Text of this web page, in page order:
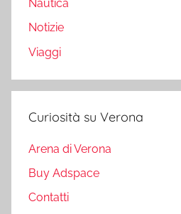
Nautica
Notizie
Viaggi
Curiosità su Verona
Arena di Verona
Buy Adspace
Contatti